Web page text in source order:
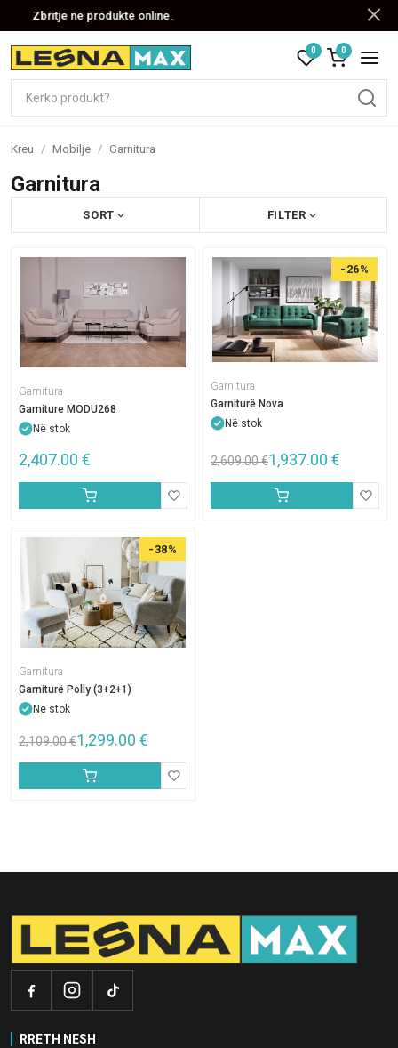
Zbritje ne produkte online.
0 0
Kreu / Mobilje / Garnitura
Garnitura
SORT FILTER
Garnitura
Garniture MODU268
Në stok
2,407.00 €
-26%
Garnitura
Garniturë Nova
Në stok
2,609.00€1,937.00 €
-38%
Garnitura
Garniturë Polly (3+2+1)
Në stok
2,109.00€1,299.00 €
RRETH NESH